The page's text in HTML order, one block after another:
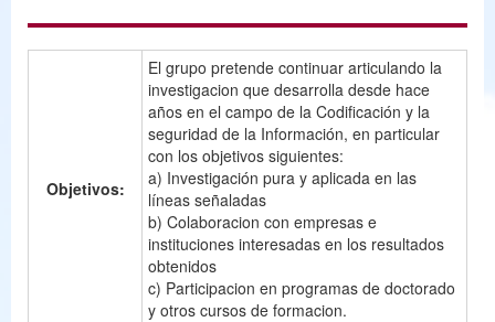
Objetivos:
El grupo pretende continuar articulando la
investigacion que desarrolla desde hace
años en el campo de la Codificación y la
seguridad de la Información, en particular
con los objetivos siguientes:
a) Investigación pura y aplicada en las
líneas señaladas
b) Colaboracion con empresas e
instituciones interesadas en los resultados
obtenidos
c) Participacion en programas de doctorado
y otros cursos de formacion.